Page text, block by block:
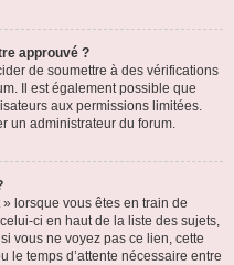
approuvé ?
de soumettre à des vérifications
Il est également possible que
aux permissions limitées.
un administrateur du forum.
lorsque vous êtes en train de
ci en haut de la liste des sujets,
vous ne voyez pas ce lien, cette
le temps d’attente nécessaire entre